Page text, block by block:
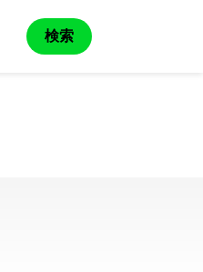
検索